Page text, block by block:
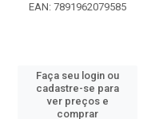
EAN: 7891962079585
Faça seu login ou
cadastre-se para
ver preços e
comprar